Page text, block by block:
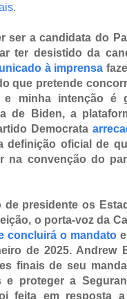
.
ser a candidata do
ter desistido da
à imprensa
que pretende
minha intenção é
de Biden, a
Democrata
definição oficial de
na convenção do
presidente os
o porta-voz da
concluirá o mandatoe
de 2025. Andrew
finais de seu
e proteger a
feita em resposta